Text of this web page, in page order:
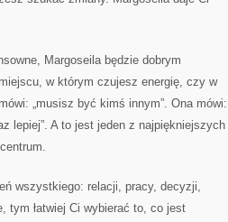
Margoseila będzie dobrym
w którym czujesz energię, czy w
„musisz być kimś innym”. Ona mówi:
lepiej”. A to jest jeden z najpiękniejszych
wszystkiego: relacji, pracy, decyzji,
tym łatwiej Ci wybierać to, co jest